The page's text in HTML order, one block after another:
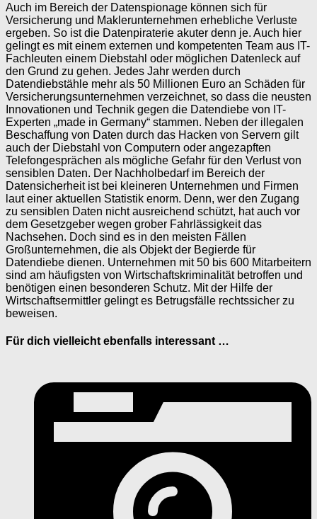
Auch im Bereich der Datenspionage können sich für
Versicherung und Maklerunternehmen erhebliche Verluste
ergeben. So ist die Datenpiraterie akuter denn je. Auch hier
gelingt es mit einem externen und kompetenten Team aus IT-
Fachleuten einem Diebstahl oder möglichen Datenleck auf
den Grund zu gehen. Jedes Jahr werden durch
Datendiebstähle mehr als 50 Millionen Euro an Schäden für
Versicherungsunternehmen verzeichnet, so dass die neusten
Innovationen und Technik gegen die Datendiebe von IT-
Experten „made in Germany“ stammen. Neben der illegalen
Beschaffung von Daten durch das Hacken von Servern gilt
auch der Diebstahl von Computern oder angezapften
Telefongesprächen als mögliche Gefahr für den Verlust von
sensiblen Daten. Der Nachholbedarf im Bereich der
Datensicherheit ist bei kleineren Unternehmen und Firmen
laut einer aktuellen Statistik enorm. Denn, wer den Zugang
zu sensiblen Daten nicht ausreichend schützt, hat auch vor
dem Gesetzgeber wegen grober Fahrlässigkeit das
Nachsehen. Doch sind es in den meisten Fällen
Großunternehmen, die als Objekt der Begierde für
Datendiebe dienen. Unternehmen mit 50 bis 600 Mitarbeitern
sind am häufigsten von Wirtschaftskriminalität betroffen und
benötigen einen besonderen Schutz. Mit der Hilfe der
Wirtschaftsermittler gelingt es Betrugsfälle rechtssicher zu
beweisen.
Für dich vielleicht ebenfalls interessant …